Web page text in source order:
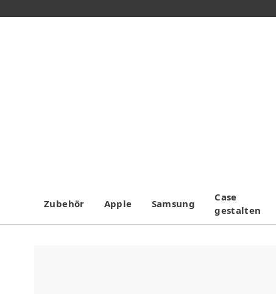
Zubehör Apple Samsung
Case
gestalten